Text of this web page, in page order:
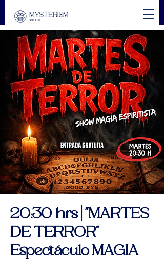
20:30 hrs | "MARTES
DE TERROR"
Espectáculo MAGIA